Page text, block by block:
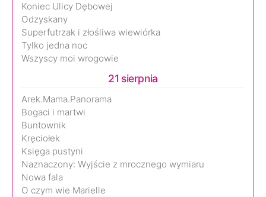
Koniec Ulicy Dębowej
Odzyskany
Superfutrzak i złośliwa wiewiórka
Tylko jedna noc
Wszyscy moi wrogowie
21 sierpnia
Arek.Mama.Panorama
Bogaci i martwi
Buntownik
Kręciołek
Księga pustyni
Naznaczony: Wyjście z mrocznego wymiaru
Nowa fala
O czym wie Marielle